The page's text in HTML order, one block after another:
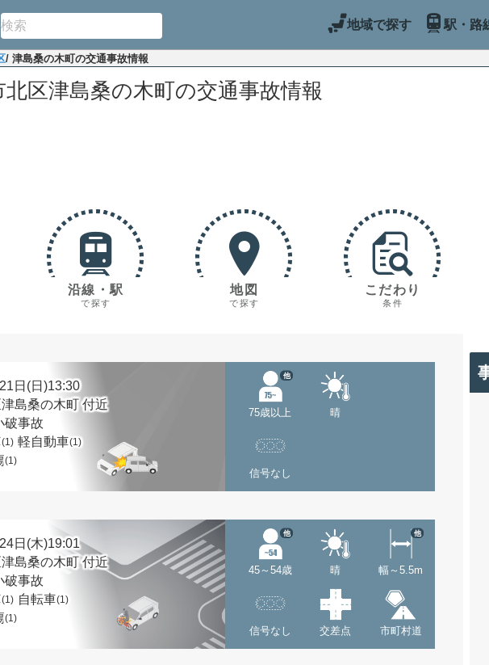
地域で探す 駅・路
/ 津島桑の木町の交通事故情報
北区津島桑の木町の交通事故情報
沿線・駅
で探す
地図
で探す
こだわり
条件
日(日)13:30
島桑の木町 付近
破事故
(1) 軽自動車(1)
(1)
75歳以上
他
晴
信号なし
日(木)19:01
島桑の木町 付近
破事故
(1) 自転車(1)
(1)
45～54歳
他
晴 幅～5.5m
他
信号なし 交差点 市町村道